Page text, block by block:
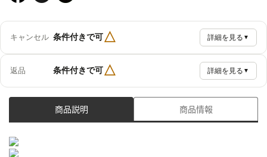
キャンセル 条件付きで可△ 詳細を見る ▼
返品 条件付きで可△ 詳細を見る ▼
商品説明 商品情報